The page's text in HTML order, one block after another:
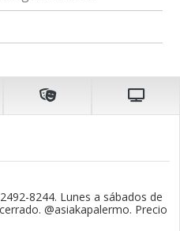
8244. Lunes a sábados de
@asiakapalermo. Precio